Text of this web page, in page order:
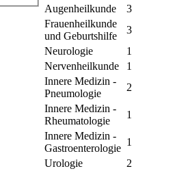
Augenheilkunde
3
Frauenheilkunde
und Geburtshilfe
3
Neurologie
1
Nervenheilkunde
1
Innere Medizin -
Pneumologie
2
Innere Medizin -
Rheumatologie
1
Innere Medizin -
Gastroenterologie
1
Urologie
2